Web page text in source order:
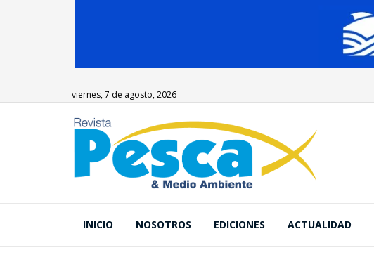
viernes, 7 de agosto, 2026
INICIO NOSOTROS EDICIONES ACTUALIDAD